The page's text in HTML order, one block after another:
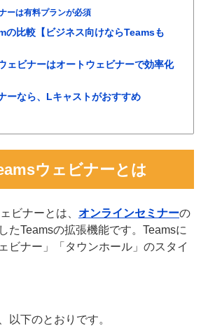
ーは有料プランが必須
の比較【ビジネス向けならTeamsも
ェビナーはオートウェビナーで効率化
ーなら、Lキャストがおすすめ
ウェビナーとは
ビナーとは、 オンラインセミナーの
たTeamsの拡張機能です。Teamsに
ビナー」「タウンホール」のスタイ
以下のとおりです。